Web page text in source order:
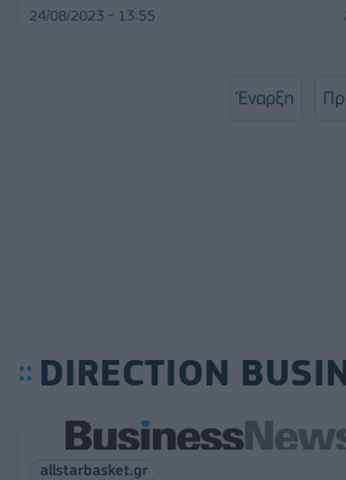
24/08/2023 - 13:55
Έναρξη
DIRECTION
allstarbasket.gr